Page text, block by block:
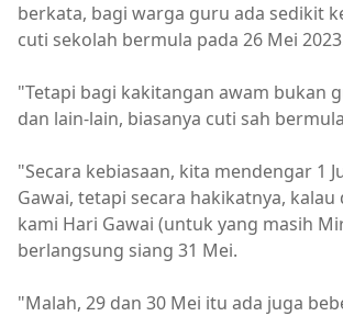
berkata, bagi warga guru ada sedikit
cuti sekolah bermula pada 26 Mei
"Tetapi bagi kakitangan awam bukan
dan lain-lain, biasanya cuti sah
"Secara kebiasaan, kita mendengar 1
Gawai, tetapi secara hakikatnya, kalau
kami Hari Gawai (untuk yang masih
berlangsung siang 31 Mei.
"Malah, 29 dan 30 Mei itu ada juga